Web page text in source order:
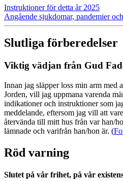
Instruktioner för detta år 2025
Angående sjukdomar, pandemier
Slutliga förberedelser
Viktig vädjan från Gud
Innan jag släpper loss min arm med
Jorden, vill jag uppmana varenda
indikationer och instruktioner som
meddelande, eftersom jag vill att
återvända till mitt hus från var han/
lämnade och varifrån han/hon är. (
Röd varning
Slutet på vår frihet, på vår